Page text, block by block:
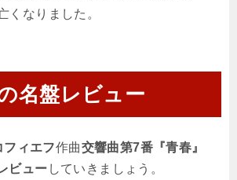
くなりました。
名盤レビュー
フィエフ作曲交響曲第7番『青春』
ビュー していきましょう。